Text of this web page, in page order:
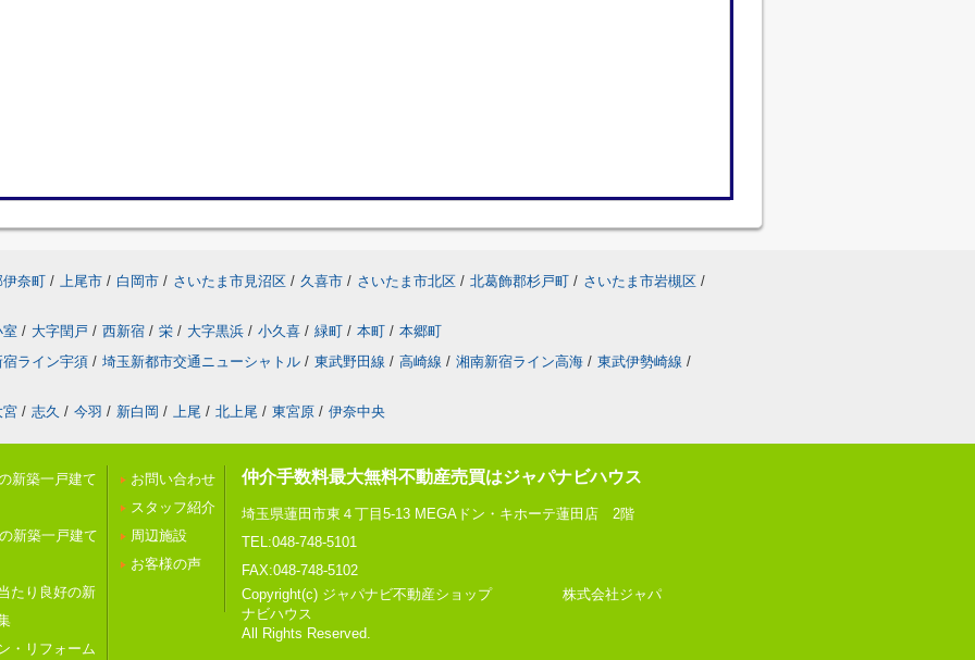
伊奈町 / 上尾市 / 白岡市 / さいたま市見沼区 / 久喜市 / さいたま市北区 / 北葛飾郡杉戸町 / さいたま市岩槻区 /
室 / 大字閏戸 / 西新宿 / 栄 / 大字黒浜 / 小久喜 / 緑町 / 本町 / 本郷町
宿ライン宇須 / 埼玉新都市交通ニューシャトル / 東武野田線 / 高崎線 / 湘南新宿ライン高海 / 東武伊勢崎線 /
宮 / 志久 / 今羽 / 新白岡 / 上尾 / 北上尾 / 東宮原 / 伊奈中央
新築一戸建て
新築一戸建て
たり良好の新
・リフォーム
お問い合わせ
スタッフ紹介
周辺施設
お客様の声
仲介手数料最大無料不動産売買はジャパナビハウス
埼玉県蓮田市東４丁目5-13 MEGAドン・キホーテ蓮田店 2階
TEL:048-748-5101
FAX:048-748-5102
Copyright(c) ジャパナビ不動産ショップ 株式会社ジャパ
ナビハウス
All Rights Reserved.